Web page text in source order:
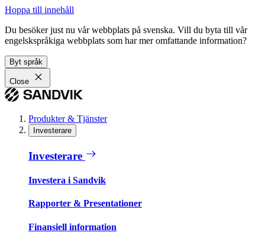
Hoppa till innehåll
Du besöker just nu vår webbplats på svenska. Vill du byta till vår
engelskspråkiga webbplats som har mer omfattande information?
Byt språk
Close
Produkter & Tjänster
Investerare
Investerare
Investera i Sandvik
Rapporter & Presentationer
Finansiell information